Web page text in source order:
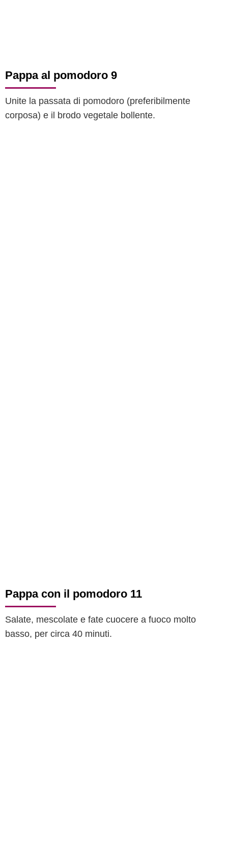
Pappa al pomodoro 9
Unite la passata di pomodoro (preferibilmente
corposa) e il brodo vegetale bollente.
Pappa con il pomodoro 11
Salate, mescolate e fate cuocere a fuoco molto
basso, per circa 40 minuti.